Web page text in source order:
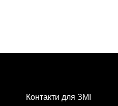
Контакти для ЗМІ